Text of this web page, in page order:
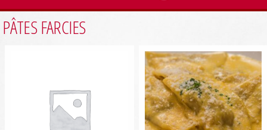
PÂTES FARCIES